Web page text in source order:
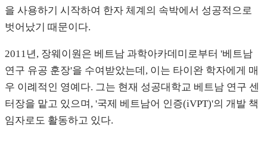
을 사용하기 시작하여 한자 체계의 속박에서 성공적으로
벗어났기 때문이다.
2011년, 장웨이원은 베트남 과학아카데미로부터 '베트남
연구 유공 훈장'을 수여받았는데, 이는 타이완 학자에게 매
우 이례적인 영예다. 그는 현재 성공대학교 베트남 연구 센
터장을 맡고 있으며, '국제 베트남어 인증(iVPT)'의 개발 책
임자로도 활동하고 있다.